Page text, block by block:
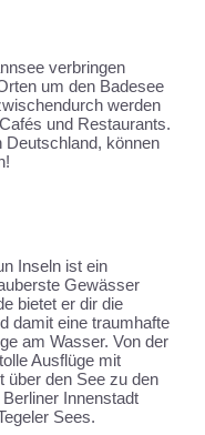
verbringen
um den Badesee
werden
und Restaurants.
Deutschland, können
Inseln ist ein
Gewässer
bietet er dir die
damit eine traumhafte
am Wasser. Von der
Ausflüge mit
über den See zu den
Innenstadt
Sees.